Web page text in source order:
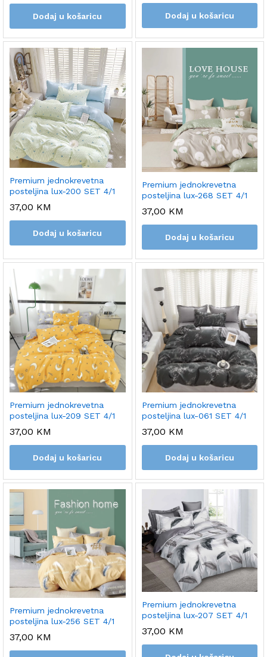
Dodaj u košaricu Dodaj u košaricu
Premium jednokrevetna
posteljina lux-200 SET 4/1
37,00 KM
Dodaj u košaricu
Premium jednokrevetna
posteljina lux-268 SET 4/1
37,00 KM
Dodaj u košaricu
Premium jednokrevetna
posteljina lux-209 SET 4/1
37,00 KM
Dodaj u košaricu
Premium jednokrevetna
posteljina lux-061 SET 4/1
37,00 KM
Dodaj u košaricu
Premium jednokrevetna
posteljina lux-256 SET 4/1
37,00 KM
Premium jednokrevetna
posteljina lux-207 SET 4/1
37,00 KM